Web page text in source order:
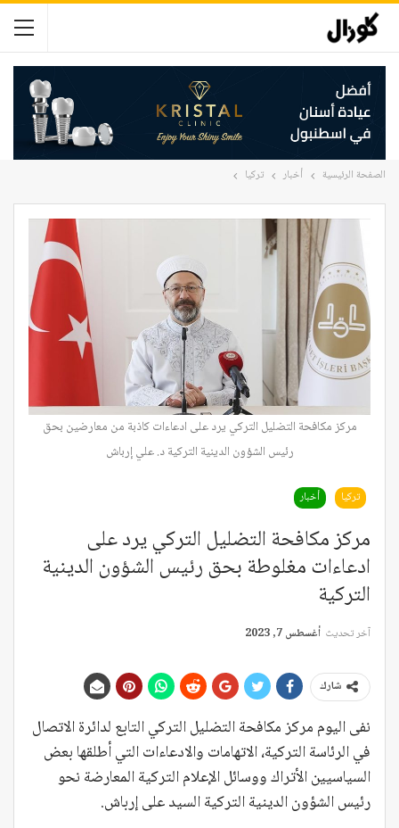
الصفحة الرئيسية أخبار تركيا
مركز مكافحة التضليل التركي يرد على ادعاءات كاذبة من معارضين بحق
رئيس الشؤون الدينية التركية د. علي إرباش
تركيا أخبار
مركز مكافحة التضليل التركي يرد على
ادعاءات مغلوطة بحق رئيس الشؤون الدينية
التركية
آخر تحديث أغسطس 7, 2023
شارك
نفى اليوم مركز مكافحة التضليل التركي التابع لدائرة الاتصال
في الرئاسة التركية، الاتهامات والادعاءات التي أطلقها بعض
السياسيين الأتراك ووسائل الإعلام التركية المعارضة نحو
رئيس الشؤون الدينية التركية السيد على إرباش.